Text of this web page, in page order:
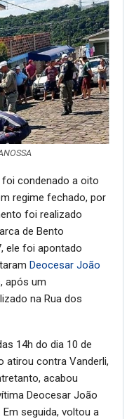
foi condenado a oito
regime fechado, por
foi realizado
de Bento
ele foi apontado
Deocesar João
, após um
na Rua dos
14h do dia 10 de
atirou contra Vanderli,
acabou
Deocesar João
seguida, voltou a